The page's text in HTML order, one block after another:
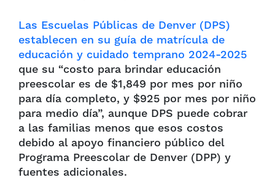
Las Escuelas Públicas de Denver (DPS)
establecen en su guía de matrícula de
educación y cuidado temprano 2024-2025
que su “costo para brindar educación
preescolar es de $1,849 por mes por niño
para día completo, y $925 por mes por niño
para medio día”, aunque DPS puede cobrar
a las familias menos que esos costos
debido al apoyo financiero público del
Programa Preescolar de Denver (DPP) y
fuentes adicionales.